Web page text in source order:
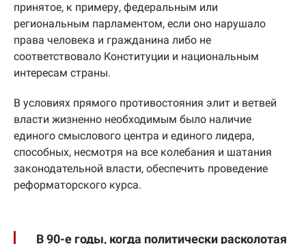
принятое, к примеру, федеральным или
региональным парламентом, если оно нарушало
права человека и гражданина либо не
соответствовало Конституции и национальным
интересам страны.
В условиях прямого противостояния элит и ветвей
власти жизненно необходимым было наличие
единого смыслового центра и единого лидера,
способных, несмотря на все колебания и шатания
законодательной власти, обеспечить проведение
реформаторского курса.
В 90-е годы, когда политически расколотая